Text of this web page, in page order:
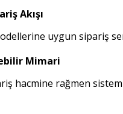
Akışı
uygun sipariş
Mimari
hacmine rağmen